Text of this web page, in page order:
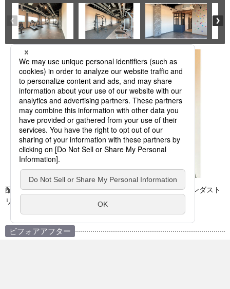
配管はあえて隠さず、ゆとりある天井高へ。正真正銘のインダスト
リアル調を実現。
ビフォアアフター